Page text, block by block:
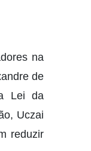
na
de
Lei da
Uczai
reduzir